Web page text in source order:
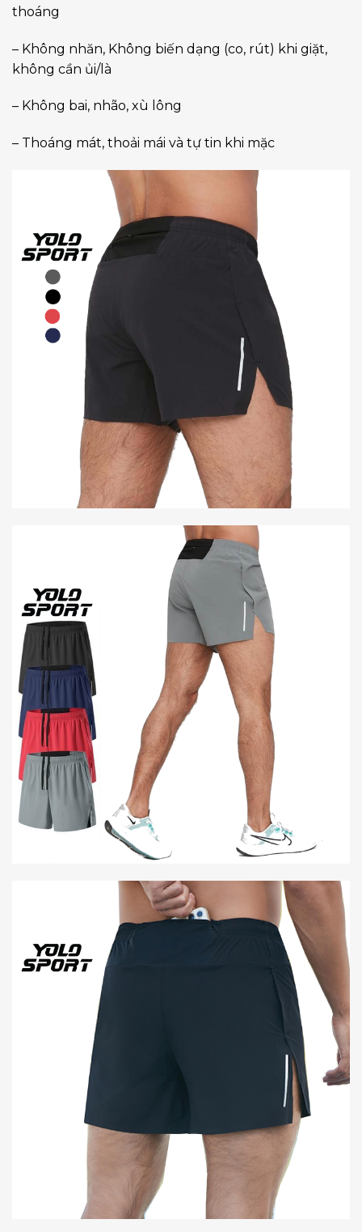
thoáng
– Không nhăn, Không biến dạng (co, rút) khi giặt,
không cần ủi/là
– Không bai, nhão, xù lông
– Thoáng mát, thoải mái và tự tin khi mặc